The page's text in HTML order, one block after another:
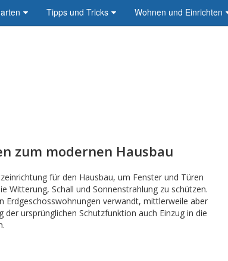
Tipps und Tricks Wohnen und Einrichten
zum modernen Hausbau
für den Hausbau, um Fenster und Türen
Witterung, Schall und Sonnenstrahlung zu schützen.
Erdgeschosswohnungen verwandt, mittlerweile aber
der ursprünglichen Schutzfunktion auch Einzug in die